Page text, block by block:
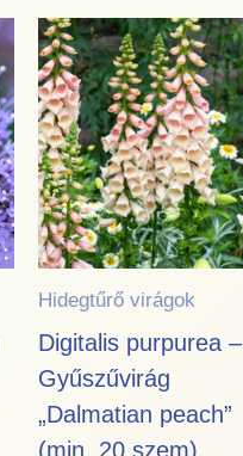
Hidegtűrő virágok
Digitalis purpurea –
Gyűszűvirág
„Dalmatian peach”
(min. 20 szem)